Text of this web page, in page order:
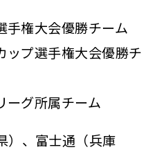
手権大会優勝チーム
ップ選手権大会優勝チ
ーグ所属チーム
）、富士通（兵庫